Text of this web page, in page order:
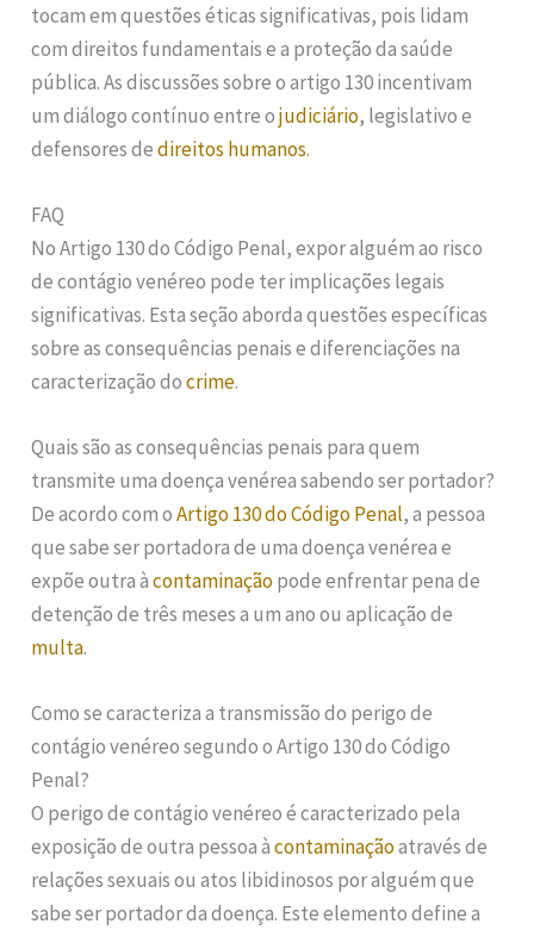
tocam em questões éticas significativas, pois lidam
com direitos fundamentais e a proteção da saúde
pública. As discussões sobre o artigo 130 incentivam
um diálogo contínuo entre ojudiciário, legislativo e
defensores dedireitos humanos.
FAQ
No Artigo 130 do Código Penal, expor alguém ao risco
de contágio venéreo pode ter implicações legais
significativas. Esta seção aborda questões específicas
sobre as consequências penais e diferenciações na
caracterização docrime.
Quais são as consequências penais para quem
transmite uma doença venérea sabendo ser portador?
De acordo com oArtigo 130 do Código Penal, a pessoa
que sabe ser portadora de uma doença venérea e
expõe outra àcontaminaçãopode enfrentar pena de
detenção de três meses a um ano ou aplicação de
multa.
Como se caracteriza a transmissão do perigo de
contágio venéreo segundo o Artigo 130 do Código
Penal?
O perigo de contágio venéreo é caracterizado pela
exposição de outra pessoa àcontaminaçãoatravés de
relações sexuais ou atos libidinosos por alguém que
sabe ser portador da doença. Este elemento define a